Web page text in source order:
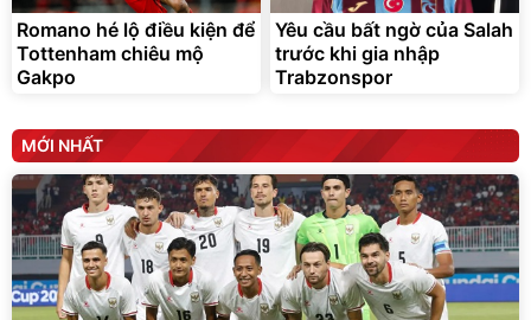
Romano hé lộ điều kiện để
Tottenham chiêu mộ
Gakpo
Yêu cầu bất ngờ của Salah
trước khi gia nhập
Trabzonspor
MỚI NHẤT